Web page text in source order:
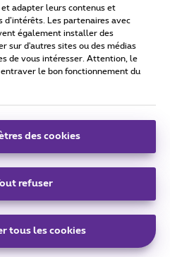
Proximus
B-1030 Bruxelles.
adapter leurs contenus et
d’intérêts. Les partenaires avec
également installer des
sur d'autres sites ou des médias
de vous intéresser. Attention, le
le bon fonctionnement du
des cookies
refuser
tous les cookies